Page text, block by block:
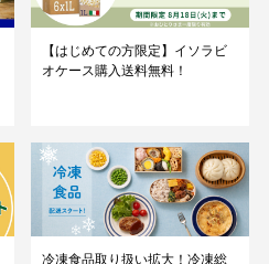
【はじめての方限定】イソラビ
オケース購入送料無料！
冷凍食品取り扱い拡大！冷凍総